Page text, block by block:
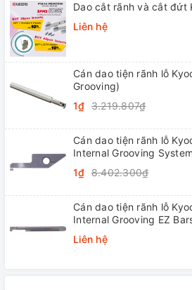
Dao cắt rãnh và cắt đứt
Liên hệ
Cán dao tiện rãnh lỗ
Grooving)
1₫ 3.219.807₫
Cán dao tiện rãnh lỗ
Internal Grooving
1₫ 8.402.300₫
Cán dao tiện rãnh lỗ
Internal Grooving EZ
Liên hệ